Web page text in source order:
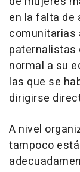
en la falta de
comunitarias
paternalistas
normal a su
las que se
dirigirse
A nivel
tampoco